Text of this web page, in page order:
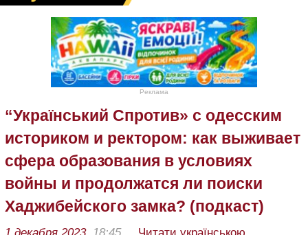
Реклама
“Український Спротив» с одесским
историком и ректором: как выживает
сфера образования в условиях
войны и продолжатся ли поиски
Хаджибейского замка? (подкаст)